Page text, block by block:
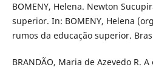
BOMENY, Helena. Newton
superior. In: BOMENY, Helena
rumos da educação superior.
BRANDÃO, Maria de Azevedo R.